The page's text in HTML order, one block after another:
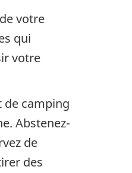
votre
qui
votre
de camping
Abstenez-
de
des